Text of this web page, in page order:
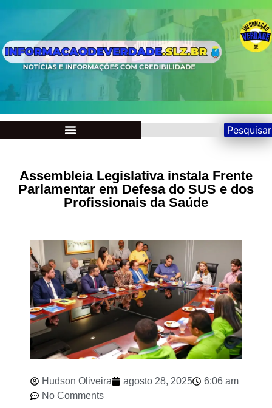
Pesquisar
Assembleia Legislativa instala Frente
Parlamentar em Defesa do SUS e dos
Profissionais da Saúde
Hudson Oliveira agosto 28, 2025
6:06 am
No Comments